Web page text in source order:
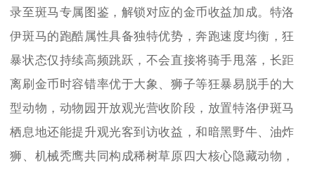
录至斑马专属图鉴，解锁对应的金币收益加成。特洛
伊斑马的跑酷属性具备独特优势，奔跑速度均衡，狂
暴状态仅持续高频跳跃，不会直接将骑手甩落，长距
离刷金币时容错率优于大象、狮子等狂暴易脱手的大
型动物，动物园开放观光营收阶段，放置特洛伊斑马
栖息地还能提升观光客到访收益，和暗黑野牛、油炸
狮、机械秃鹰共同构成稀树草原四大核心隐藏动物，